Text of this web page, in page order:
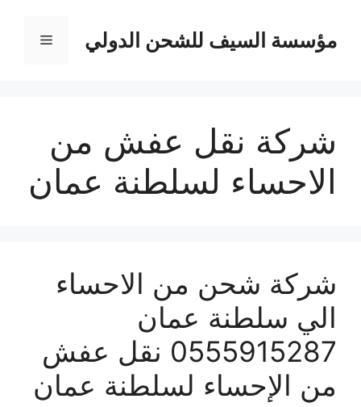
المحتوىمؤسسة السيف للشحن الدولي القائمة
شركة نقل عفش من
الاحساء لسلطنة عمان
شركة شحن من الاحساء
الي سلطنة عمان
0555915287 نقل عفش
من الإحساء لسلطنة عمان